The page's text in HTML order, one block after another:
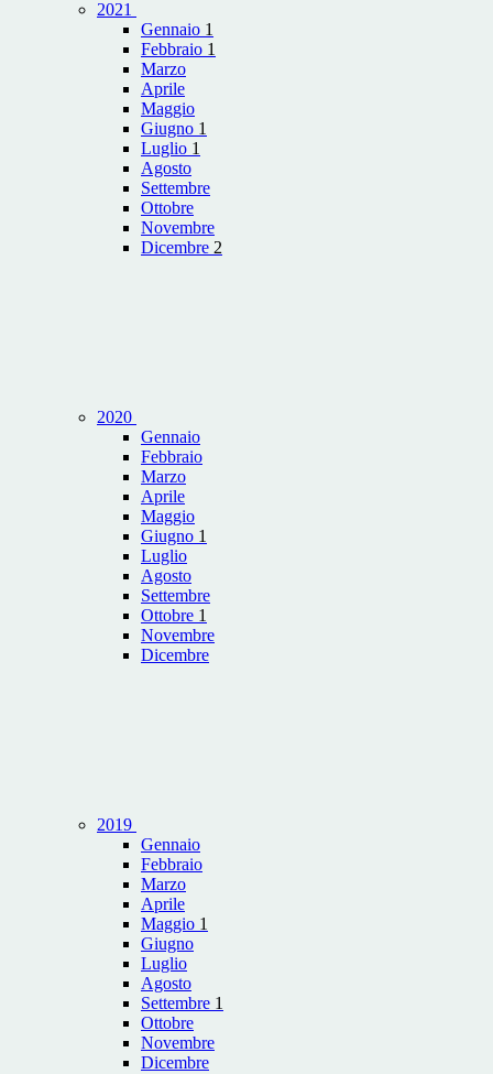
2021
Gennaio 1
Febbraio 1
Marzo
Aprile
Maggio
Giugno 1
Luglio 1
Agosto
Settembre
Ottobre
Novembre
Dicembre 2
2020
Gennaio
Febbraio
Marzo
Aprile
Maggio
Giugno 1
Luglio
Agosto
Settembre
Ottobre 1
Novembre
Dicembre
2019
Gennaio
Febbraio
Marzo
Aprile
Maggio 1
Giugno
Luglio
Agosto
Settembre 1
Ottobre
Novembre
Dicembre